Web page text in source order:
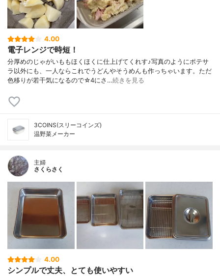
4.00
電子レンジで時短！
分厚めのじゃがいももほくほくに仕上げてくれす♪写真のようにポテサ
ラ以外にも、一人ならこれでうどんやそうめんも作っちゃいます。ただ
色移りが若干気になるので☆4にさ…続きを見る
3COINS(スリーコインズ)
温野菜メーカー
主婦
さくらさく
4.00
シンプルで丈夫、とても使いやすい